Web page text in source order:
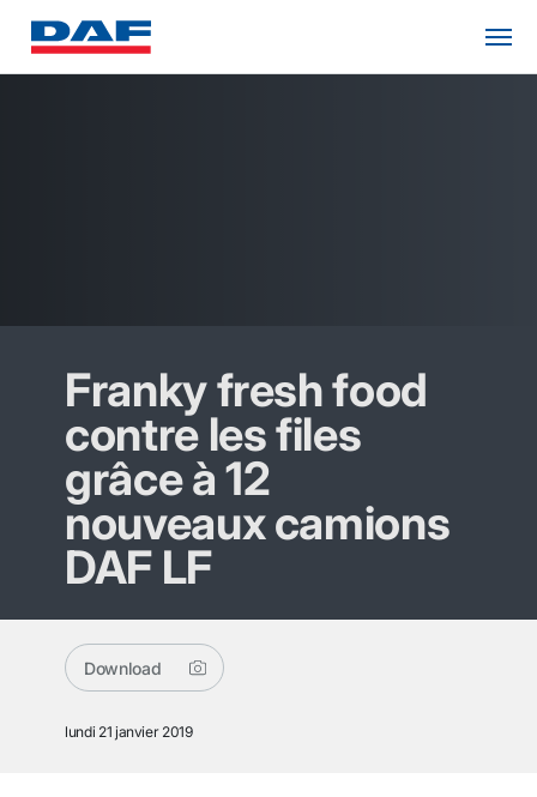
Franky fresh food
contre les files
grâce à 12
nouveaux camions
DAF LF
Download
lundi 21 janvier 2019